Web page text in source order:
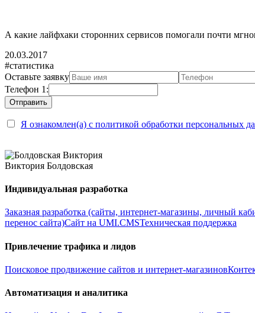
А какие лайфхаки сторонних сервисов помогали почти
20.03.2017
#статистика
Оставьте заявку
Телефон 1:
Я ознакомлен(а) с политикой обработки персональных
Виктория Болдовская
Индивидуальная разработка
Заказная разработка (сайты, интернет-магазины, личный
перенос сайта)Сайт на UMI.CMSТехническая поддержка
Привлечение трафика и лидов
Поисковое продвижение сайтов и интернет-магазинов
Автоматизация и аналитика